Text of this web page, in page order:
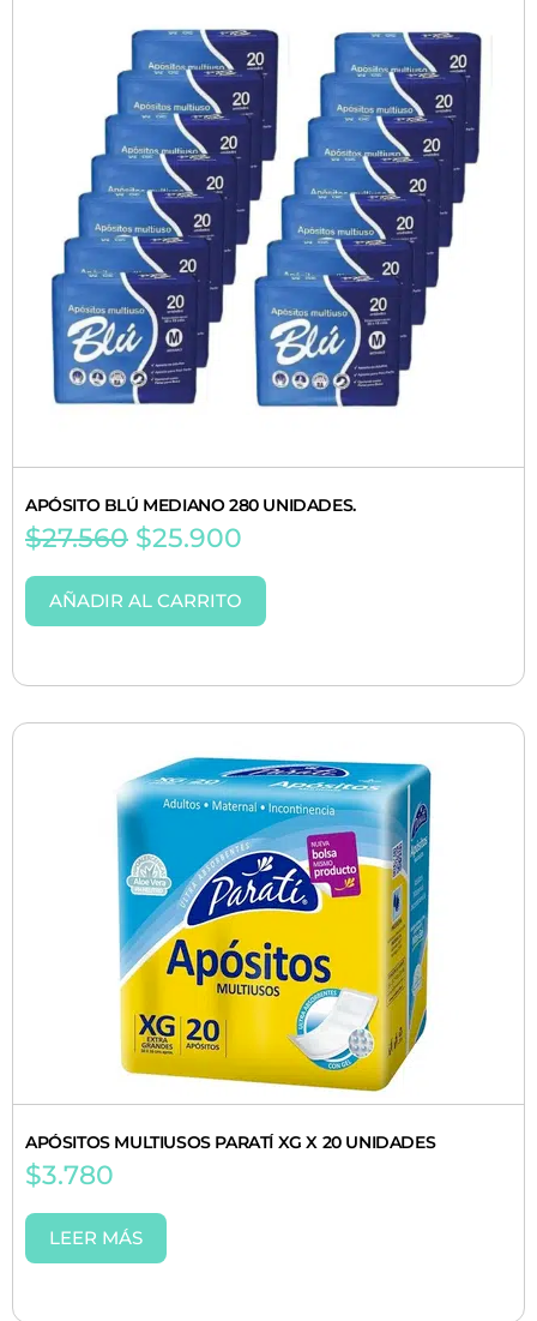
APÓSITO BLÚ MEDIANO 280 UNIDADES.
$27.560 $25.900
AÑADIR AL CARRITO
APÓSITOS MULTIUSOS PARATÍ XG X 20 UNIDADES
$3.780
LEER MÁS